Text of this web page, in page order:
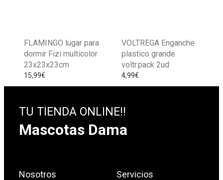
FLAMINGO lugar para
dormir Fizi multicolor
23x23x23cm
15,99€
VOLTREGA Enganche
plastico grande
voltr.pack 2ud
4,99€
TU TIENDA ONLINE!!
Mascotas Dama
Nosotros Servicios